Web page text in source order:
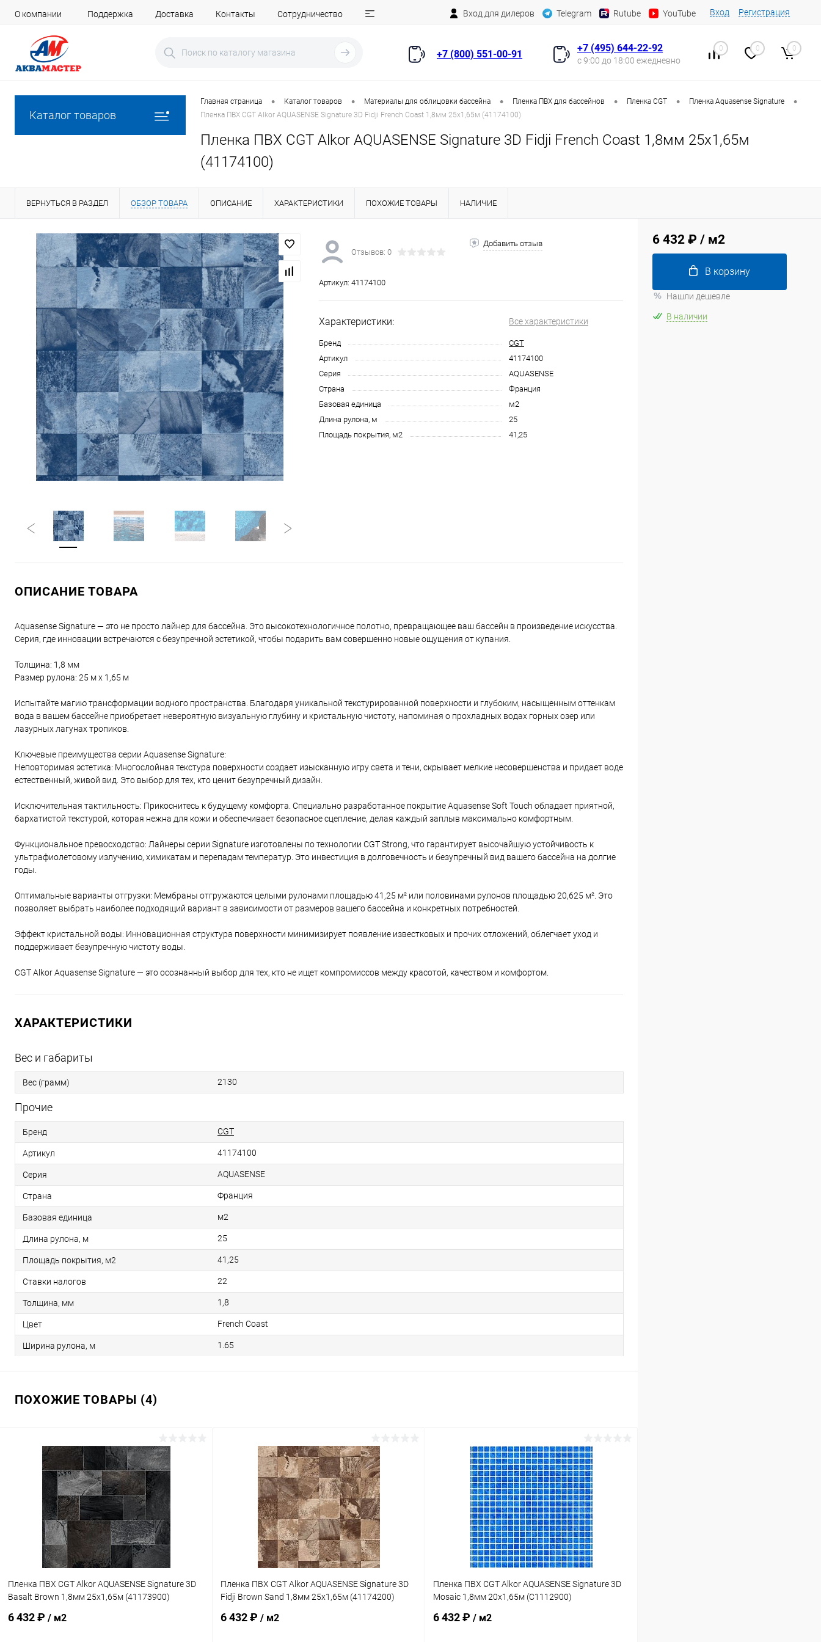
О компании Поддержка Доставка Контакты Сотрудничество Вход для дилеров Telegram Rutube YouTube Вход Регистрация
+7 (800) 551-00-91
+7 (495) 644-22-92
с 9:00 до 18:00 ежедневно
0 0 0
Каталог товаров
Главная страница • Каталог товаров • Материалы для облицовки бассейна • Пленка ПВХ для бассейнов • Пленка CGT • Пленка Aquasense Signature •
Пленка ПВХ CGT Alkor AQUASENSE Signature 3D Fidji French Coast 1,8мм 25х1,65м (41174100)
Пленка ПВХ CGT Alkor AQUASENSE Signature 3D Fidji French Coast 1,8мм 25х1,65м
(41174100)
ВЕРНУТЬСЯ В РАЗДЕЛ ОБЗОР ТОВАРА ОПИСАНИЕ ХАРАКТЕРИСТИКИ ПОХОЖИЕ ТОВАРЫ НАЛИЧИЕ
Отзывов: 0
Добавить отзыв
Артикул: 41174100
Характеристики: Все характеристики
Бренд
CGT
Артикул
41174100
Серия
AQUASENSE
Страна
Франция
Базовая единица
м2
Длина рулона, м
25
Площадь покрытия, м2
41,25
ОПИСАНИЕ ТОВАРА
Aquasense Signature — это не просто лайнер для бассейна. Это высокотехнологичное полотно, превращающее ваш бассейн в произведение искусства.
Серия, где инновации встречаются с безупречной эстетикой, чтобы подарить вам совершенно новые ощущения от купания.
Толщина: 1,8 мм
Размер рулона: 25 м x 1,65 м
Испытайте магию трансформации водного пространства. Благодаря уникальной текстурированной поверхности и глубоким, насыщенным оттенкам
вода в вашем бассейне приобретает невероятную визуальную глубину и кристальную чистоту, напоминая о прохладных водах горных озер или
лазурных лагунах тропиков.
Ключевые преимущества серии Aquasense Signature:
Неповторимая эстетика: Многослойная текстура поверхности создает изысканную игру света и тени, скрывает мелкие несовершенства и придает воде
естественный, живой вид. Это выбор для тех, кто ценит безупречный дизайн.
Исключительная тактильность: Прикоснитесь к будущему комфорта. Специально разработанное покрытие Aquasense Soft Touch обладает приятной,
бархатистой текстурой, которая нежна для кожи и обеспечивает безопасное сцепление, делая каждый заплыв максимально комфортным.
Функциональное превосходство: Лайнеры серии Signature изготовлены по технологии CGT Strong, что гарантирует высочайшую устойчивость к
ультрафиолетовому излучению, химикатам и перепадам температур. Это инвестиция в долговечность и безупречный вид вашего бассейна на долгие
годы.
Оптимальные варианты отгрузки: Мембраны отгружаются целыми рулонами площадью 41,25 м² или половинами рулонов площадью 20,625 м². Это
позволяет выбрать наиболее подходящий вариант в зависимости от размеров вашего бассейна и конкретных потребностей.
Эффект кристальной воды: Инновационная структура поверхности минимизирует появление известковых и прочих отложений, облегчает уход и
поддерживает безупречную чистоту воды.
CGT Alkor Aquasense Signature — это осознанный выбор для тех, кто не ищет компромиссов между красотой, качеством и комфортом.
ХАРАКТЕРИСТИКИ
Вес и габариты
Вес (грамм) 2130
Прочие
Бренд CGT
Артикул 41174100
Серия AQUASENSE
Страна Франция
Базовая единица м2
Длина рулона, м 25
Площадь покрытия, м2 41,25
Ставки налогов 22
Толщина, мм 1,8
Цвет French Coast
Ширина рулона, м 1.65
ПОХОЖИЕ ТОВАРЫ (4)
Пленка ПВХ CGT Alkor AQUASENSE Signature 3D
Basalt Brown 1,8мм 25х1,65м (41173900)
6 432 ₽ / м2
Пленка ПВХ CGT Alkor AQUASENSE Signature 3D
Fidji Brown Sand 1,8мм 25х1,65м (41174200)
6 432 ₽ / м2
Пленка ПВХ CGT Alkor AQUASENSE Signature 3D
Mosaic 1,8мм 20х1,65м (C1112900)
6 432 ₽ / м2
6 432 ₽ / м2
В корзину
Нашли дешевле
В наличии